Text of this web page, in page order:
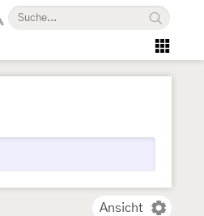
Ansicht